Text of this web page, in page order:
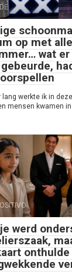
op met
wat
lang werkte ik in
mensen kwamen
werd